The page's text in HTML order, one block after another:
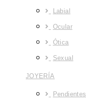
Labial
Ocular
Ótica
Sexual
JOYERÍA
Pendientes